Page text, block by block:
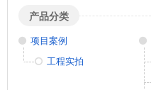
产品分类
项目案例
工程实拍